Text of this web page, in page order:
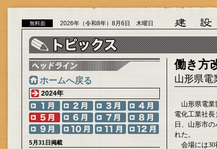
無料面 2026年（令和8年）8月6日 木曜日
ホームへ戻る
2024年
5月31日掲載
働き方
山形県電
山形県電業
電化工業社長
日、山形市
れた。
会場には30